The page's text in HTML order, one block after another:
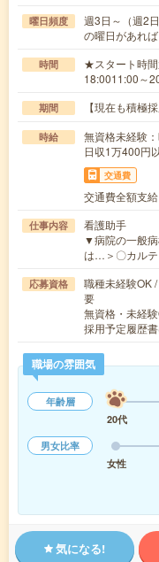
曜日頻度
週3日～（週2
の曜日があれ
時間
★スタート時
18:0011:00～
期間 【現在も積極
時給
無資格未経験
日収1万400円
交通費
交通費全額支給
仕事内容
看護助手
▼病院の一般
は…＞〇カル
応募資格
職種未経験OK
要
無資格・未経
採用予定履歴
職場の雰囲気
年齢層
20代
男女比率
女性
気になる!